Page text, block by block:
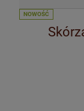
NOWOŚĆ